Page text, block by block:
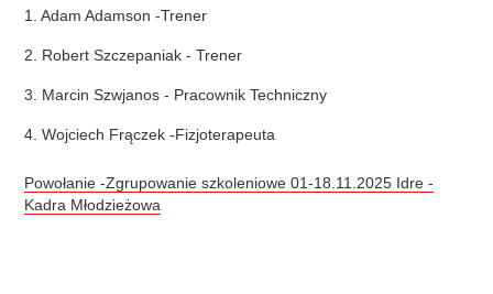
1. Adam Adamson -Trener
2. Robert Szczepaniak - Trener
3. Marcin Szwjanos - Pracownik Techniczny
4. Wojciech Frączek -Fizjoterapeuta
Powołanie -Zgrupowanie szkoleniowe 01-18.11.2025 Idre -
Kadra Młodzieżowa